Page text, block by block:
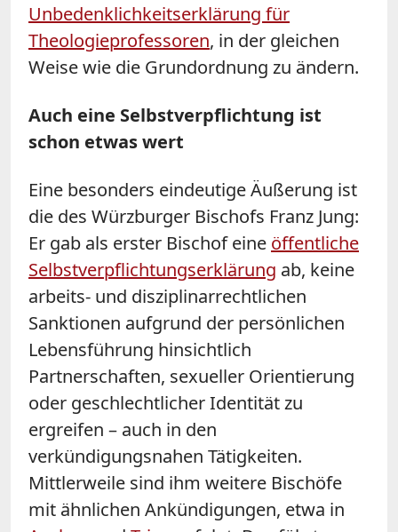
Unbedenklichkeitserklärung für
Theologieprofessoren, in der gleichen
Weise wie die Grundordnung zu ändern.
Auch eine Selbstverpflichtung ist
schon etwas wert
Eine besonders eindeutige Äußerung ist
die des Würzburger Bischofs Franz Jung:
Er gab als erster Bischof eine öffentliche
Selbstverpflichtungserklärung ab, keine
arbeits- und disziplinarrechtlichen
Sanktionen aufgrund der persönlichen
Lebensführung hinsichtlich
Partnerschaften, sexueller Orientierung
oder geschlechtlicher Identität zu
ergreifen – auch in den
verkündigungsnahen Tätigkeiten.
Mittlerweile sind ihm weitere Bischöfe
mit ähnlichen Ankündigungen, etwa in